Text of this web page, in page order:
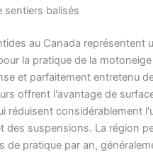
sentiers balisés
au Canada représentent
la pratique de la
et parfaitement entretenu
offrent l'avantage de
réduisent considérablement
des suspensions. La région
de pratique par an,